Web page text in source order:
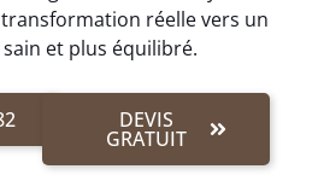
réelle vers un
et plus équilibré.
DEVIS
GRATUIT